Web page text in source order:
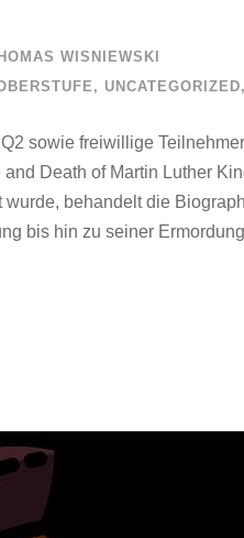
WISNIEWSKI
, UNCATEGORIZED,
sowie freiwillige
Death of Martin Luther
wurde, behandelt die
bis hin zu seiner